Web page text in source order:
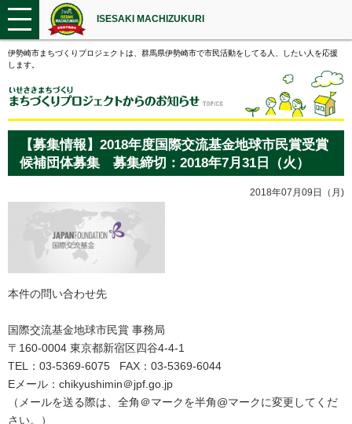
ISESAKI MACHIZUKURI
伊勢崎市まちづくりプロジェクトは、群馬県伊勢崎市で市民活動をしてる人、したい人を応援
します。
【募集情報】2018年度国際交流基金地球市民賞受賞
候補団体募集 募集締切：2018年7月31日（火）
2018年07月09日（月)
本件の問い合わせ先
国際交流基金地球市民賞 事務局
〒160-0004 東京都新宿区四谷4-4-1
TEL：03-5369-6075 FAX：03-5369-6044
Eメール：chikyushimin＠jpf.go.jp
（メールを送る際は、全角＠マークを半角@マークに変更してくだ
さい。）